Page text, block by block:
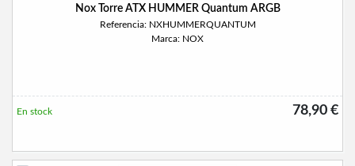
Nox Torre ATX HUMMER Quantum ARGB
Referencia: NXHUMMERQUANTUM
Marca: NOX
78,90 €
En stock